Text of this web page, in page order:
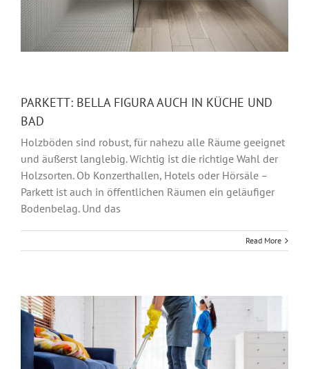
PARKETT: BELLA FIGURA AUCH IN KÜCHE UND
BAD
Holzböden sind robust, für nahezu alle Räume geeignet
und äußerst langlebig. Wichtig ist die richtige Wahl der
Holzsorten. Ob Konzerthallen, Hotels oder Hörsäle –
Parkett ist auch in öffentlichen Räumen ein geläufiger
Bodenbelag. Und das
Read More